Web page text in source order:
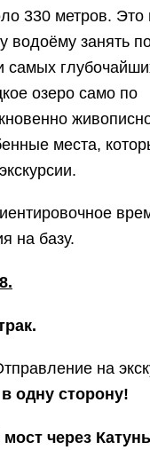
330 метров. Это
водоёму занять
самых
озеро само по
места,
на базу.
на
одну сторону!
через